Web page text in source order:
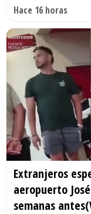
Hace 16 horas
Extranjeros
aeropuerto
semanas